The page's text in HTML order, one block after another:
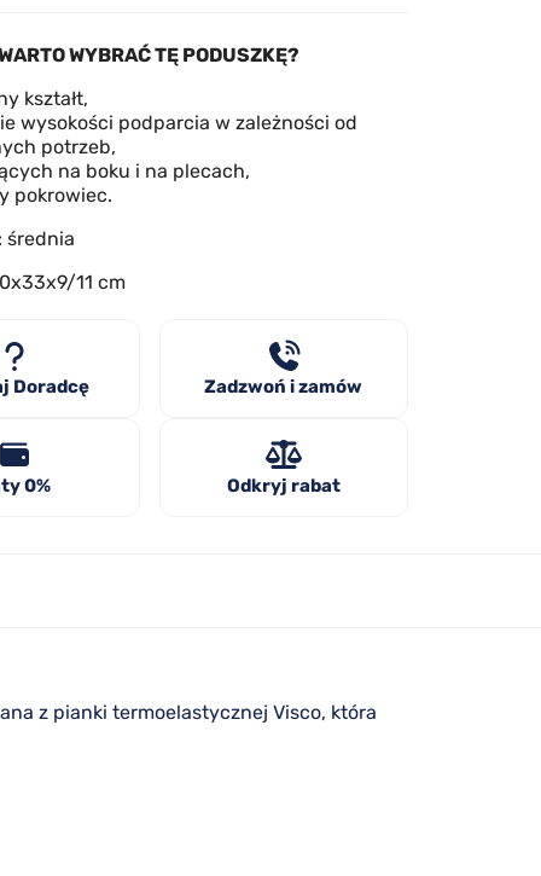
WYBRAĆ TĘ PODUSZKĘ?
kształt,
wysokości podparcia w zależności od
potrzeb,
na boku i na plecach,
pokrowiec.
: średnia
11 cm
Doradcę Zadzwoń i zamów
0% Odkryj rabat
z pianki termoelastycznej Visco, która